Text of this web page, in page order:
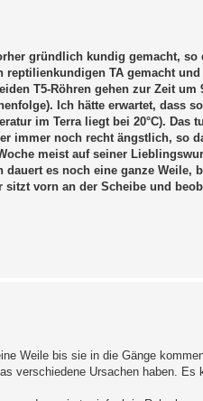
gründlich kundig gemacht, so
TA gemacht
T5-Röhren gehen zur Zeit um
Ich hätte erwartet, dass
im Terra liegt bei 20°C). Das
immer noch recht ängstlich, so
meist auf seiner
dauert es noch eine ganze Weile,
vorn an der Scheibe und
Weile bis sie in die Gänge
verschiedene Ursachen haben. Es